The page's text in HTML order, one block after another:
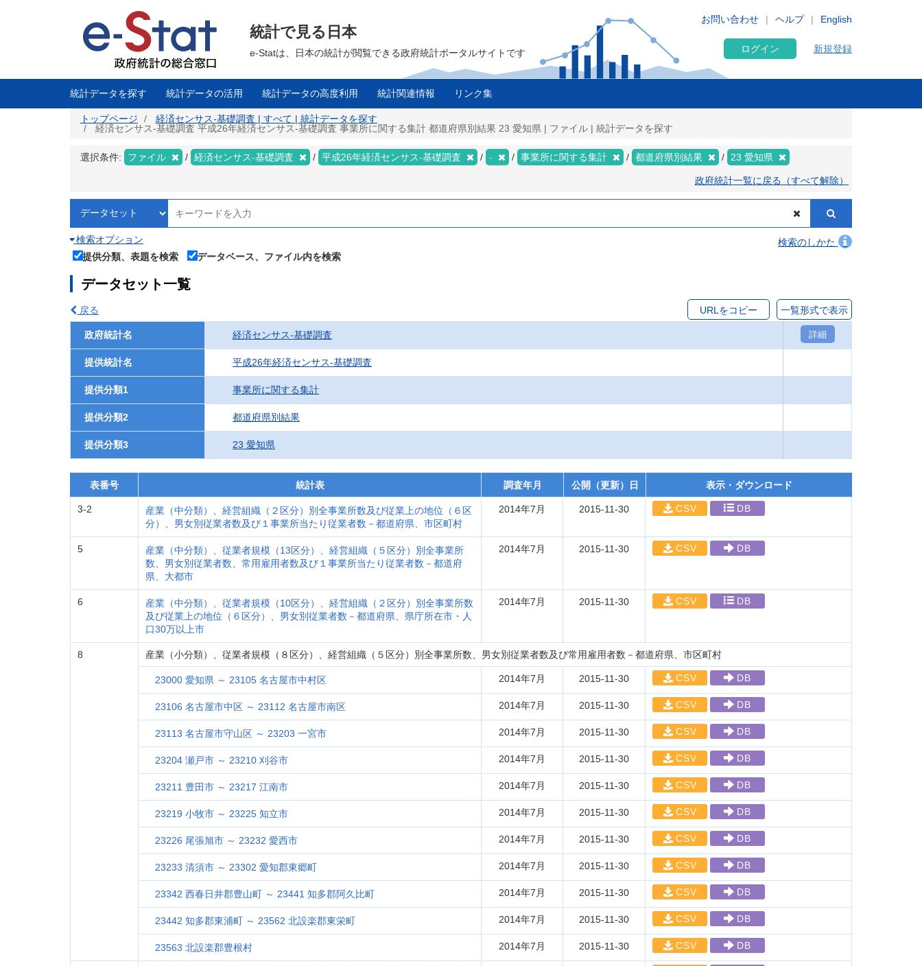
に
English
お問い合わせ ヘルプ
統計で見る日本
e-Statは、日本の統計が閲覧できる政府統計ポータルサイトです ログイン 新規登録
統計データを探す 統計データの活用 統計データの高度利用 統計関連情報 リンク集
トップページ
経済センサス‐基礎調査 | すべて | 統計データを探す
経済センサス‐基礎調査 平成26年経済センサス‐基礎調査 事業所に関する集計 都道府県別結果 23 愛知県 | ファイル | 統計データを探す
選択条件: ファイル 経済センサス‐基礎調査 平成26年経済センサス‐基礎調査 - 事業所に関する集計 都道府県別結果 23 愛知県
政府統計一覧に戻る（すべて解除）
検索オプション
検索のしかた
提供分類、表題を検索
データベース、ファイル内を検索
データセット一覧
戻る URLをコピー 一覧形式で表示
政府統計名 経済センサス‐基礎調査 詳細
提供統計名 平成26年経済センサス‐基礎調査
提供分類1 事業所に関する集計
提供分類2 都道府県別結果
提供分類3 23 愛知県
表番号 統計表 調査年月 公開（更新）日 表示・ダウンロード
3-2
産業（中分類）、経営組織（２区分）別全事業所数及び従業上の地位（６区
分）、男女別従業者数及び１事業所当たり従業者数－都道府県、市区町村
2014年7月 2015-11-30 CSV DB
5
産業（中分類）、従業者規模（13区分）、経営組織（５区分）別全事業所
数、男女別従業者数、常用雇用者数及び１事業所当たり従業者数－都道府
県、大都市
2014年7月 2015-11-30 CSV DB
6
産業（中分類）、従業者規模（10区分）、経営組織（２区分）別全事業所数
及び従業上の地位（６区分）、男女別従業者数－都道府県、県庁所在市・人
口30万以上市
2014年7月 2015-11-30 CSV DB
8 産業（小分類）、従業者規模（８区分）、経営組織（５区分）別全事業所数、男女別従業者数及び常用雇用者数－都道府県、市区町村
23000 愛知県 ～ 23105 名古屋市中村区 2014年7月 2015-11-30 CSV DB
23106 名古屋市中区 ～ 23112 名古屋市南区 2014年7月 2015-11-30 CSV DB
23113 名古屋市守山区 ～ 23203 一宮市 2014年7月 2015-11-30 CSV DB
23204 瀬戸市 ～ 23210 刈谷市 2014年7月 2015-11-30 CSV DB
23211 豊田市 ～ 23217 江南市 2014年7月 2015-11-30 CSV DB
23219 小牧市 ～ 23225 知立市 2014年7月 2015-11-30 CSV DB
23226 尾張旭市 ～ 23232 愛西市 2014年7月 2015-11-30 CSV DB
23233 清須市 ～ 23302 愛知郡東郷町 2014年7月 2015-11-30 CSV DB
23342 西春日井郡豊山町 ～ 23441 知多郡阿久比町 2014年7月 2015-11-30 CSV DB
23442 知多郡東浦町 ～ 23562 北設楽郡東栄町 2014年7月 2015-11-30 CSV DB
23563 北設楽郡豊根村 2014年7月 2015-11-30 CSV DB